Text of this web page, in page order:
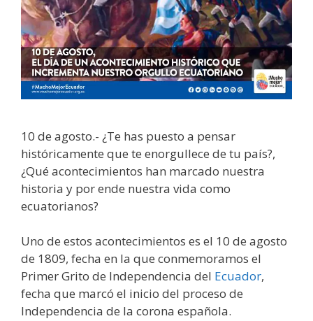
10 de agosto.- ¿Te has puesto a pensar
históricamente que te enorgullece de tu país?,
¿Qué acontecimientos han marcado nuestra
historia y por ende nuestra vida como
ecuatorianos?
Uno de estos acontecimientos es el 10 de agosto
de 1809, fecha en la que conmemoramos el
Primer Grito de Independencia del Ecuador,
fecha que marcó el inicio del proceso de
Independencia de la corona española.